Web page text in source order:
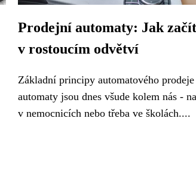
Prodejní automaty: Jak
v rostoucím odvětví
Základní principy automatového
automaty jsou dnes všude kolem nás -
v nemocnicích nebo třeba ve školách....